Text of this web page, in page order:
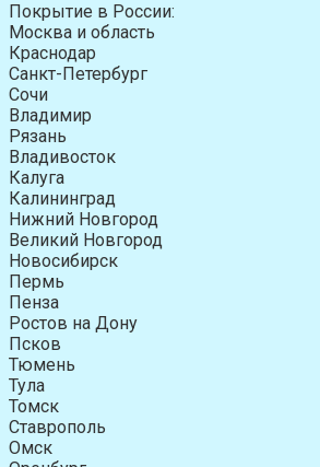
Покрытие в России:
Москва и область
Краснодар
Санкт-Петербург
Сочи
Владимир
Рязань
Владивосток
Калуга
Калининград
Нижний Новгород
Великий Новгород
Новосибирск
Пермь
Пенза
Ростов на Дону
Псков
Тюмень
Тула
Томск
Ставрополь
Омск